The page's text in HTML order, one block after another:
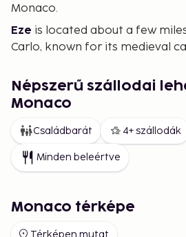
Monaco.
Eze is located about a few
Carlo, known for its medieval
the Riviera’s most celebrated
"Le Chèvre d'Or." The
tranquility and panoramic
Cap d'Ailborders Monaco and
"suburb" of Monaco. Here, you
Monaco.
Népszerű szállodai
Monaco
Családbarát 4+ szállodák
Minden beleértve
Monaco térképe
Térképen mutat